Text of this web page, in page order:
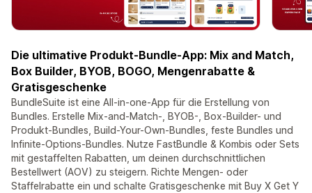
Die ultimative Produkt-Bundle-App: Mix and Match,
Box Builder, BYOB, BOGO, Mengenrabatte &
Gratisgeschenke
BundleSuite ist eine All-in-one-App für die Erstellung von
Bundles. Erstelle Mix-and-Match-, BYOB-, Box-Builder- und
Produkt-Bundles, Build-Your-Own-Bundles, feste Bundles und
Infinite-Options-Bundles. Nutze FastBundle & Kombis oder Sets
mit gestaffelten Rabatten, um deinen durchschnittlichen
Bestellwert (AOV) zu steigern. Richte Mengen- oder
Staffelrabatte ein und schalte Gratisgeschenke mit Buy X Get Y